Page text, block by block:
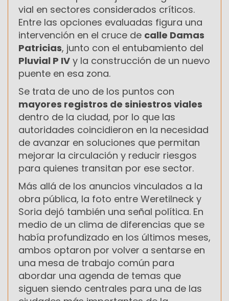
vial en sectores considerados críticos.
Entre las opciones evaluadas figura una
intervención en el cruce de calle Damas
Patricias, junto con el entubamiento del
Pluvial P IV y la construcción de un nuevo
puente en esa zona.
Se trata de uno de los puntos con
mayores registros de siniestros viales
dentro de la ciudad, por lo que las
autoridades coincidieron en la necesidad
de avanzar en soluciones que permitan
mejorar la circulación y reducir riesgos
para quienes transitan por ese sector.
Más allá de los anuncios vinculados a la
obra pública, la foto entre Weretilneck y
Soria dejó también una señal política. En
medio de un clima de diferencias que se
había profundizado en los últimos meses,
ambos optaron por volver a sentarse en
una mesa de trabajo común para
abordar una agenda de temas que
siguen siendo centrales para una de las